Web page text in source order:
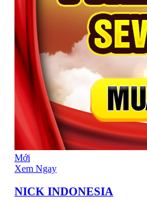
Mới
Xem Ngay
NICK INDONESIA